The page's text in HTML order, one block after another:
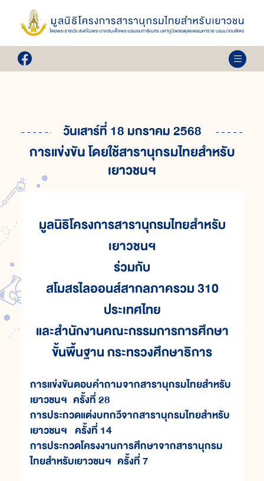
วันเสาร์ที่ 18 มกราคม 2568
การแข่งขัน โดยใช้สารานุกรมไทยสำหรับ
เยาวชนฯ
มูลนิธิโครงการสารานุกรมไทยสำหรับ
เยาวชนฯ
ร่วมกับ
สโมสรไลออนส์สากลภาครวม 310
ประเทศไทย
และสำนักงานคณะกรรมการการศึกษา
ขั้นพื้นฐาน กระทรวงศึกษาธิการ
การแข่งขันตอบคำถามจากสารานุกรมไทยสำหรับ
เยาวชนฯ ครั้งที่ 28
การประกวดแต่งบทกวีจากสารานุกรมไทยสำหรับ
เยาวชนฯ ครั้งที่ 14
การประกวดโครงงานการศึกษาจากสารานุกรม
ไทยสำหรับเยาวชนฯ ครั้งที่ 7